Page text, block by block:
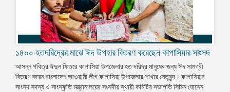
১৪০০ হতদরিদ্রের মাঝে ঈদ উপহার বিতরণ করেছেন কাপাসিয়ার সাংসদ
আসন্ন পবিত্র ঈদুল ফিতরে কাপাসিয়া উপজেলার হত দরিদ্র মানুষের জন্য ঈদ সামগ্রী
বিতরণ করেন বাংলাদেশ আওয়ামী লীগ কাপাসিয়া উপজেলার শাখার নেতৃবৃন্দ। কাপাসিয়ার
সাংসদ সদস্য ও সাংস্কৃতি মন্ত্রানালয়ের সংসদীয় স্থায়ী কমিটির সভাপতি সিমিন হোসেন